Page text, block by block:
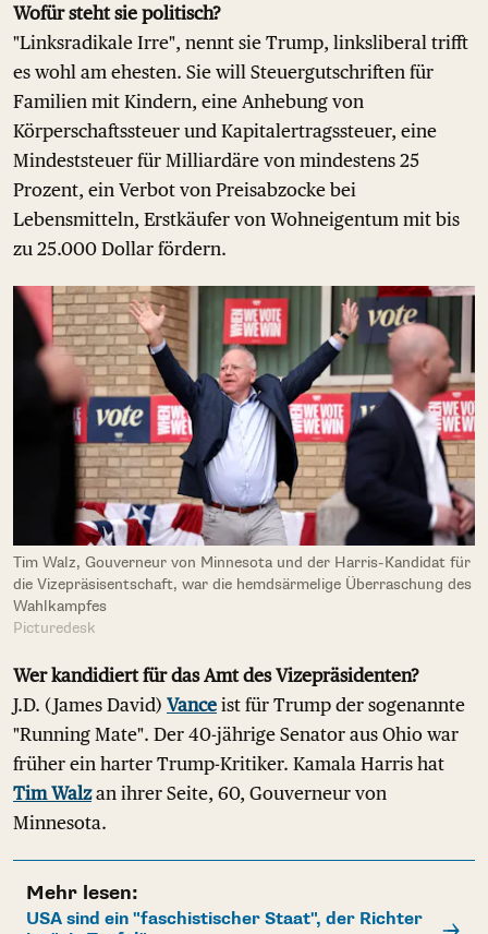
Wofür steht sie politisch?
"Linksradikale Irre", nennt sie Trump, linksliberal trifft
es wohl am ehesten. Sie will Steuergutschriften für
Familien mit Kindern, eine Anhebung von
Körperschaftssteuer und Kapitalertragssteuer, eine
Mindeststeuer für Milliardäre von mindestens 25
Prozent, ein Verbot von Preisabzocke bei
Lebensmitteln, Erstkäufer von Wohneigentum mit bis
zu 25.000 Dollar fördern.
Tim Walz, Gouverneur von Minnesota und der Harris-Kandidat für
die Vizepräsisentschaft, war die hemdsärmelige Überraschung des
Wahlkampfes
Picturedesk
Wer kandidiert für das Amt des Vizepräsidenten?
J.D. (James David) Vance ist für Trump der sogenannte
"Running Mate". Der 40-jährige Senator aus Ohio war
früher ein harter Trump-Kritiker. Kamala Harris hat
Tim Walzan ihrer Seite, 60, Gouverneur von
Minnesota.
Mehr lesen:
USA sind ein "faschistischer Staat", der Richter